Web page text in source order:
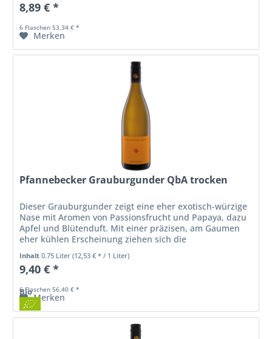
8,89 € *
6 Flaschen 53,34 € *
Merken
Bio
Pfannebecker Grauburgunder QbA trocken
Dieser Grauburgunder zeigt eine eher exotisch-würzige
Nase mit Aromen von Passionsfrucht und Papaya, dazu
Apfel und Blütenduft. Mit einer präzisen, am Gaumen
eher kühlen Erscheinung ziehen sich die
Geschmacksthemen von Passionsfrucht,...
Inhalt0.75 Liter(12,53 € * / 1 Liter)
9,40 € *
6 Flaschen 56,40 € *
Merken